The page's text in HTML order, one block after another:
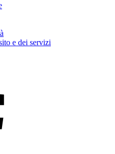
e dei servizi